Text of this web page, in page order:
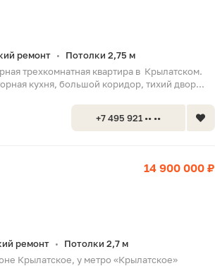
ремонт •
Потолки 2,75 м
трехкомнатная квартира в Крылатском.
кухня, большой коридор, тихий двор...
+7 495 921 •• ••
14 900 000 ₽
ремонт •
Потолки 2,7 м
Крылатское, у метро «Крылатское»